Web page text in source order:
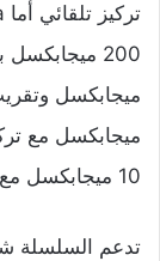
10 ميجابكسل مع دعم تصوير 8K وHDR10+.